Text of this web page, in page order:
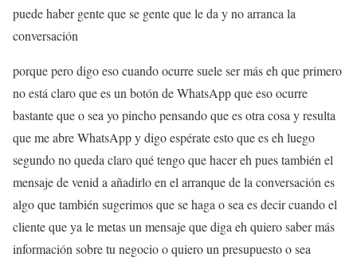
puede haber gente que se gente que le da y no arranca la
conversación
porque pero digo eso cuando ocurre suele ser más eh que primero
no está claro que es un botón de WhatsApp que eso ocurre
bastante que o sea yo pincho pensando que es otra cosa y resulta
que me abre WhatsApp y digo espérate esto que es eh luego
segundo no queda claro qué tengo que hacer eh pues también el
mensaje de venid a añadirlo en el arranque de la conversación es
algo que también sugerimos que se haga o sea es decir cuando el
cliente que ya le metas un mensaje que diga eh quiero saber más
información sobre tu negocio o quiero un presupuesto o sea